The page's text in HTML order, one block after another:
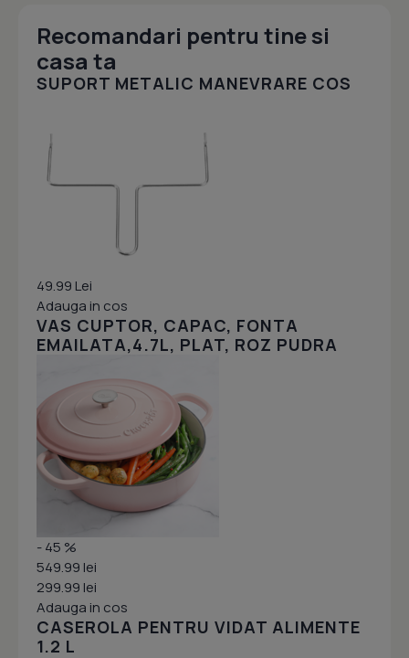
Recomandari pentru tine si
casa ta
SUPORT METALIC MANEVRARE COS
49.99 Lei
Adauga in cos
VAS CUPTOR, CAPAC, FONTA
EMAILATA,4.7L, PLAT, ROZ PUDRA
- 45 %
549.99 lei
299.99 lei
Adauga in cos
CASEROLA PENTRU VIDAT ALIMENTE
1.2 L